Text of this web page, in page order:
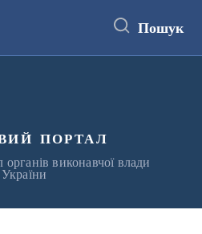
Пошук
портал
виконавчої влади
України